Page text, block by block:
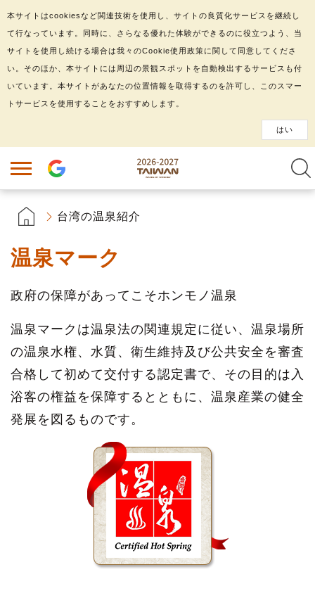
台湾の温泉紹介
温泉マーク
政府の保障があってこそホンモノ温泉
温泉マークは温泉法の関連規定に従い、温泉場所
の温泉水権、水質、衛生維持及び公共安全を審査
合格して初めて交付する認定書で、その目的は入
浴客の権益を保障するとともに、温泉産業の健全
発展を図るものです。
本サイトはcookiesなど関連技術を使用し、サイトの良質化サービスを継続し
て行なっています。同時に、さらなる優れた体験ができるのに役立つよう、当
サイトを使用し続ける場合は我々のCookie使用政策に関して同意してくださ
い。そのほか、本サイトには周辺の景観スポットを自動検出するサービスも付
いています。本サイトがあなたの位置情報を取得するのを許可し、このスマー
トサービスを使用することをおすすめします。
はい